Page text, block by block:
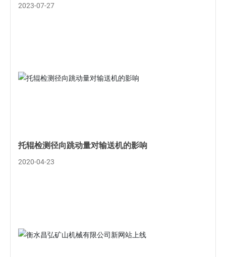
2023-07-27
托辊检测径向跳动量对输送机的影响
2020-04-23